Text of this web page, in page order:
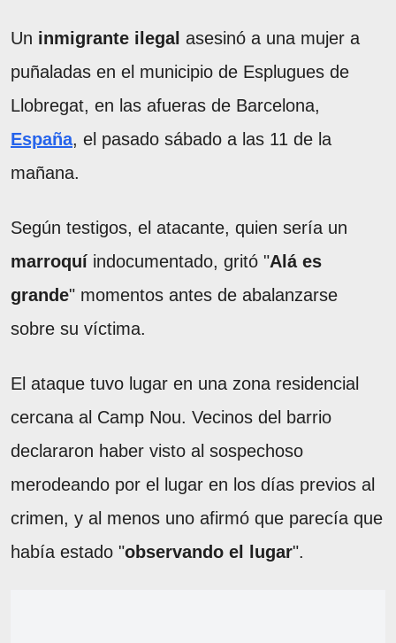
Un inmigrante ilegal asesinó a una mujer a
puñaladas en el municipio de Esplugues de
Llobregat, en las afueras de Barcelona,
España, el pasado sábado a las 11 de la
mañana.
Según testigos, el atacante, quien sería un
marroquí indocumentado, gritó "Alá es
grande" momentos antes de abalanzarse
sobre su víctima.
El ataque tuvo lugar en una zona residencial
cercana al Camp Nou. Vecinos del barrio
declararon haber visto al sospechoso
merodeando por el lugar en los días previos al
crimen, y al menos uno afirmó que parecía que
había estado "observando el lugar".